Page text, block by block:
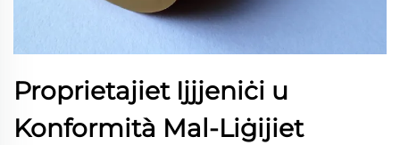
Proprietajiet Ijjjeniċi u
Konformità Mal-Liġijiet